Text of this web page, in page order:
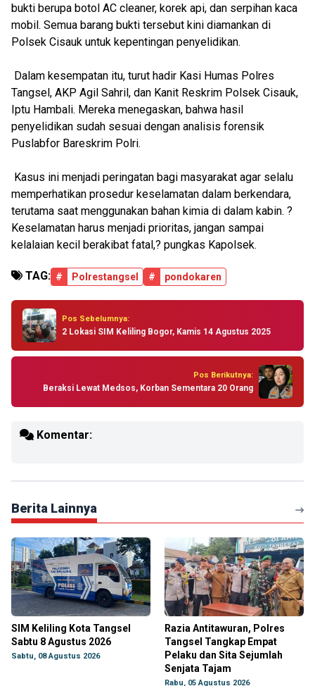
bukti berupa botol AC cleaner, korek api, dan serpihan kaca
mobil. Semua barang bukti tersebut kini diamankan di
Polsek Cisauk untuk kepentingan penyelidikan.
Dalam kesempatan itu, turut hadir Kasi Humas Polres
Tangsel, AKP Agil Sahril, dan Kanit Reskrim Polsek Cisauk,
Iptu Hambali. Mereka menegaskan, bahwa hasil
penyelidikan sudah sesuai dengan analisis forensik
Puslabfor Bareskrim Polri.
Kasus ini menjadi peringatan bagi masyarakat agar selalu
memperhatikan prosedur keselamatan dalam berkendara,
terutama saat menggunakan bahan kimia di dalam kabin. ?
Keselamatan harus menjadi prioritas, jangan sampai
kelalaian kecil berakibat fatal,? pungkas Kapolsek.
TAG: # Polrestangsel # pondokaren
Pos Sebelumnya:
2 Lokasi SIM Keliling Bogor, Kamis 14 Agustus 2025
Pos Berikutnya:
Beraksi Lewat Medsos, Korban Sementara 20 Orang
Komentar:
Berita Lainnya
SIM Keliling Kota Tangsel
Sabtu 8 Agustus 2026
Sabtu, 08 Agustus 2026
Razia Antitawuran, Polres
Tangsel Tangkap Empat
Pelaku dan Sita Sejumlah
Senjata Tajam
Rabu, 05 Agustus 2026